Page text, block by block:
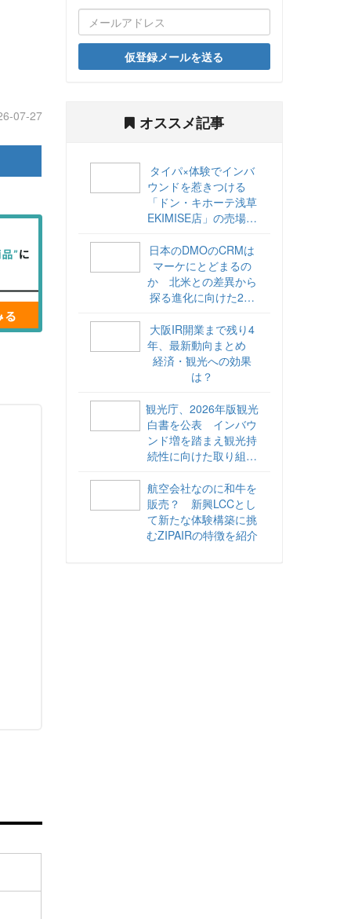
07-27
仮登録メールを送る
オススメ記事
タイパ×体験でインバ
ウンドを惹きつける
「ドン・キホーテ浅草
EKIMISE店」の売場づ
日本のDMOのCRMは
マーケにとどまるの
か 北米との差異から
探る進化に向けた2ス
海外DMOのリアル
vol.6】
大阪IR開業まで残り4
年、最新動向まとめ
経済・観光への効果
は？
観光庁、2026年版観光
白書を公表 インバウ
ンド増を踏まえ観光持
続性に向けた取り組み
航空会社なのに和牛を
販売？ 新興LCCとし
て新たな体験構築に挑
むZIPAIRの特徴を紹介